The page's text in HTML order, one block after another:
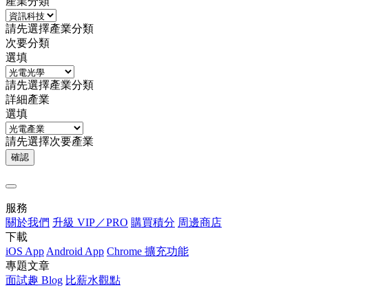
請先選擇產業分類
次要分類
選填
請先選擇產業分類
詳細產業
選填
請先選擇次要產業
確認
服務
關於我們 升級 VIP／PRO 購買積分 周邊商店
下載
iOS App Android App Chrome 擴充功能
專題文章
面試趣 Blog 比薪水觀點